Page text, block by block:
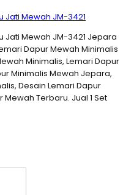
Jati Mewah JM-3421
Jati Mewah JM-3421 Jepara
Dapur Mewah Minimalis
Minimalis, Lemari Dapur
Minimalis Mewah Jepara,
Desain Lemari Dapur
Terbaru. Jual 1 Set